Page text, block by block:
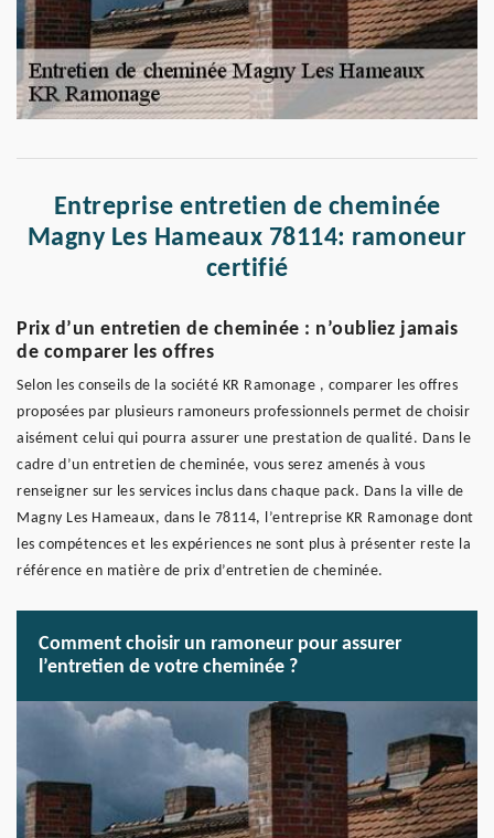
Entreprise entretien de cheminée
Magny Les Hameaux 78114: ramoneur
certifié
Prix d’un entretien de cheminée : n’oubliez jamais
de comparer les offres
Selon les conseils de la société KR Ramonage , comparer les offres
proposées par plusieurs ramoneurs professionnels permet de choisir
aisément celui qui pourra assurer une prestation de qualité. Dans le
cadre d’un entretien de cheminée, vous serez amenés à vous
renseigner sur les services inclus dans chaque pack. Dans la ville de
Magny Les Hameaux, dans le 78114, l’entreprise KR Ramonage dont
les compétences et les expériences ne sont plus à présenter reste la
référence en matière de prix d’entretien de cheminée.
Comment choisir un ramoneur pour assurer
l’entretien de votre cheminée ?